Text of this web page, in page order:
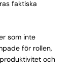
faktiska
som inte
för rollen,
och